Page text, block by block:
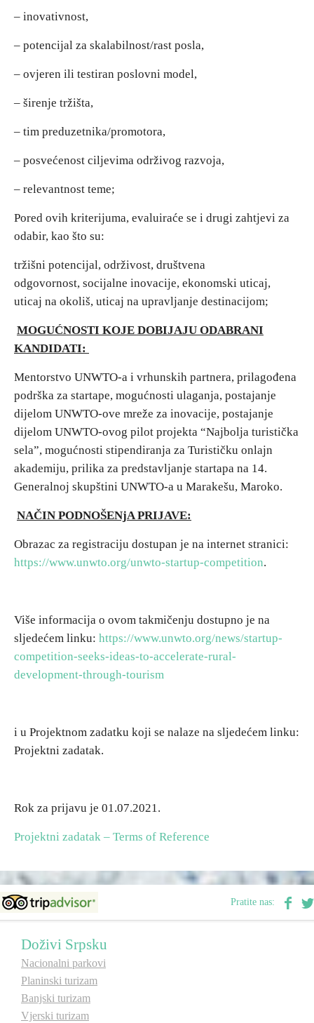
– inovativnost,
– potencijal za skalabilnost/rast posla,
– ovjeren ili testiran poslovni model,
– širenje tržišta,
– tim preduzetnika/promotora,
– posvećenost ciljevima održivog razvoja,
– relevantnost teme;
Pored ovih kriterijuma, evaluiraće se i drugi zahtjevi za
odabir, kao što su:
tržišni potencijal, održivost, društvena
odgovornost, socijalne inovacije, ekonomski uticaj,
uticaj na okoliš, uticaj na upravljanje destinacijom;
MOGUĆNOSTI KOJE DOBIJAJU ODABRANI
KANDIDATI:
Mentorstvo UNWTO-a i vrhunskih partnera, prilagođena
podrška za startape, mogućnosti ulaganja, postajanje
dijelom UNWTO-ove mreže za inovacije, postajanje
dijelom UNWTO-ovog pilot projekta “Najbolja turistička
sela”, mogućnosti stipendiranja za Turističku onlajn
akademiju, prilika za predstavljanje startapa na 14.
Generalnoj skupštini UNWTO-a u Marakešu, Maroko.
NAČIN PODNOŠENjA PRIJAVE:
Obrazac za registraciju dostupan je na internet stranici:
https://www.unwto.org/unwto-startup-competition.
Više informacija o ovom takmičenju dostupno je na
sljedećem linku: https://www.unwto.org/news/startup-
competition-seeks-ideas-to-accelerate-rural-
development-through-tourism
i u Projektnom zadatku koji se nalaze na sljedećem linku:
Projektni zadatak.
Rok za prijavu je 01.07.2021.
Projektni zadatak – Terms of Reference
Pratite nas:
Doživi Srpsku
Nacionalni parkovi
Planinski turizam
Banjski turizam
Vjerski turizam